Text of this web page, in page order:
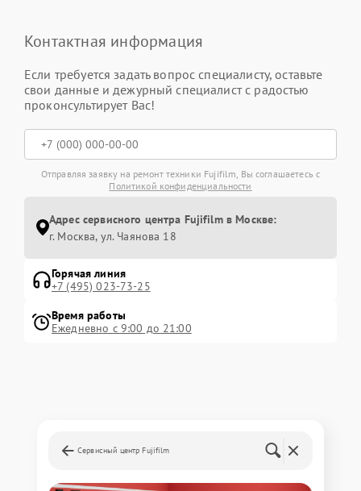
Контактная информация
Если требуется задать вопрос специалисту, оставьте
свои данные и дежурный специалист с радостью
проконсультирует Вас!
Отправляя заявку на ремонт техники Fujifilm, Вы соглашаетесь с
Политикой конфиденциальности
Адрес сервисного центра Fujifilm в Москве:
г. Москва, ул. Чаянова 18
Горячая линия
+7 (495) 023-73-25
Время работы
Ежедневно с 9:00 до 21:00
Сервисный центр Fujifilm